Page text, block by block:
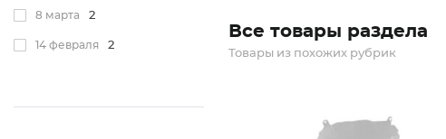
8 марта 2
14 февраля 2
Все товары раздела
Товары из похожих рубрик